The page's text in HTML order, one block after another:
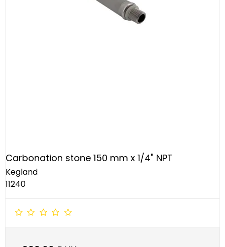
Carbonation stone 150 mm x 1/4" NPT
Kegland
11240